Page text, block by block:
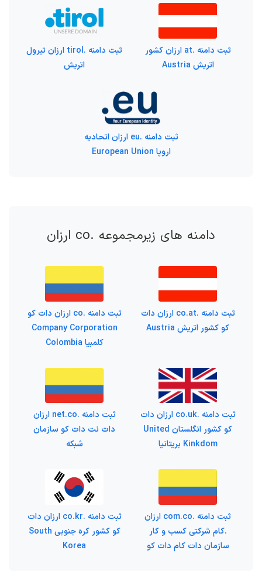
ثبت دامنه .at ارزان کشور
اتریش Austria
ثبت دامنه .tirol ارزان تیرول
اتریش
ثبت دامنه .eu ارزان اتحادیه
اروپا European Union
دامنه های زیرمجموعه .co ارزان
ثبت دامنه .co.at ارزان دات
کو کشور اتریش Austria
ثبت دامنه .co ارزان دات کو
Company Corporation
کلمبیا Colombia
ثبت دامنه .co.uk ارزان دات
کو کشور انگلستان United
Kinkdom بریتانیا
ثبت دامنه .net.co ارزان
دات نت دات کو سازمان
شبکه
ثبت دامنه .com.co ارزان
.کام شرکتی کسب و کار
سازمان دات کام دات کو
ثبت دامنه .co.kr ارزان دات
کو کشور کره جنوبی South
Korea